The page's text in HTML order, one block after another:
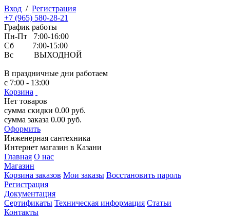
Вход / Регистрация
+7 (965) 580-28-21
График работы
Пн-Пт 7:00-16:00
Сб 7:00-15:00
Вс ВЫХОДНОЙ
В праздничные дни работаем
с 7:00 - 13:00
Корзина
Нет товаров
сумма скидки 0.00 руб.
сумма заказа 0.00 руб.
Оформить
Инженерная сантехника
Интернет магазин в Казани
Главная О нас
Магазин
Корзина заказов Мои заказы Восстановить пароль
Регистрация
Документация
Сертификаты Техническая информация Статьи
Контакты